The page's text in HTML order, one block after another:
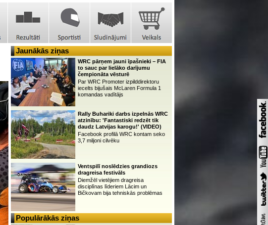
Jaunākās ziņas
WRC pārņem jauni īpašnieki – FIA
to sauc par lielāko darījumu
čempionāta vēsturē
Par WRC Promoter izpilddirektoru
iecelts bijušais McLaren Formula 1
komandas vadītājs
Rally Buhariki darbs izpelnās WRC
atzinību: 'Fantastiski redzēt tik
daudz Latvijas karogu!' (VIDEO)
Facebook profilā WRC kontam seko
3,7 miljoni cilvēku
Ventspilī noslēdzies grandiozs
dragreisa festivāls
Diemžēl vietējiem dragreisa
disciplīnas līderiem Lācim un
Bičkovam bija tehniskās problēmas
Populārākās ziņas